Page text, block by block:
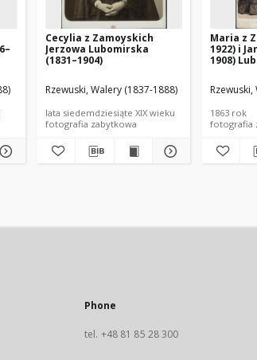
Cecylia z Zamoyskich
Jerzowa Lubomirska
(1831–1904)
Rzewuski, Walery (1837-1888)
lata siedemdziesiąte XIX wieku
fotografia zabytkowa
Maria z
1922) i
1908)
1863 rok
fotografia
Phone
tel. +48 81 85 28 300